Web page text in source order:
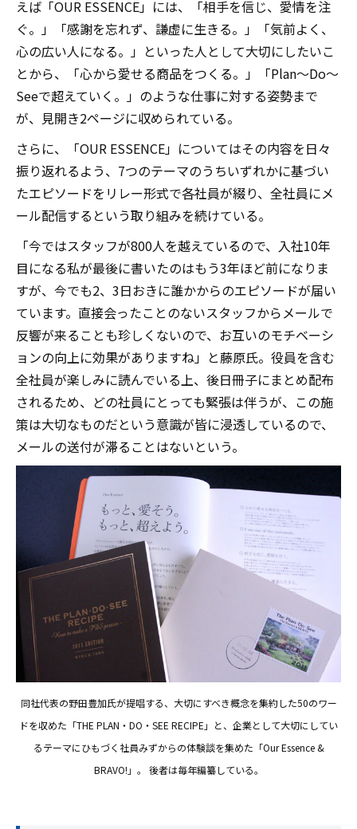
えば「OUR ESSENCE」には、「相手を信じ、愛情を注
ぐ。」「感謝を忘れず、謙虚に生きる。」「気前よく、
心の広い人になる。」といった人として大切にしたいこ
とから、「心から愛せる商品をつくる。」「Plan～Do～
Seeで超えていく。」のような仕事に対する姿勢まで
が、見開き2ページに収められている。
さらに、「OUR ESSENCE」についてはその内容を日々
振り返れるよう、7つのテーマのうちいずれかに基づい
たエピソードをリレー形式で各社員が綴り、全社員にメ
ール配信するという取り組みを続けている。
「今ではスタッフが800人を越えているので、入社10年
目になる私が最後に書いたのはもう3年ほど前になりま
すが、今でも2、3日おきに誰かからのエピソードが届い
ています。直接会ったことのないスタッフからメールで
反響が来ることも珍しくないので、お互いのモチベーシ
ョンの向上に効果がありますね」と藤原氏。役員を含む
全社員が楽しみに読んでいる上、後日冊子にまとめ配布
されるため、どの社員にとっても緊張は伴うが、この施
策は大切なものだという意識が皆に浸透しているので、
メールの送付が滞ることはないという。
同社代表の野田豊加氏が提唱する、大切にすべき概念を集約した50のワー
ドを収めた「THE PLAN・DO・SEE RECIPE」と、企業として大切にしてい
るテーマにひもづく社員みずからの体験談を集めた「Our Essence &
BRAVO!」。 後者は毎年編纂している。